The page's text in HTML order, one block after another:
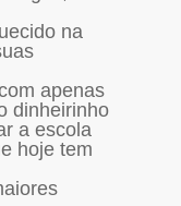
na
apenas
dinheirinho
a escola
hoje tem